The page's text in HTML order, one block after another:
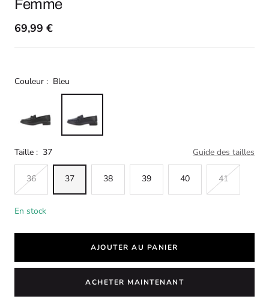
Femme
69,99 €
Couleur : Bleu
Taille : 37 Guide des tailles
36 37 38 39 40 41
En stock
AJOUTER AU PANIER
ACHETER MAINTENANT